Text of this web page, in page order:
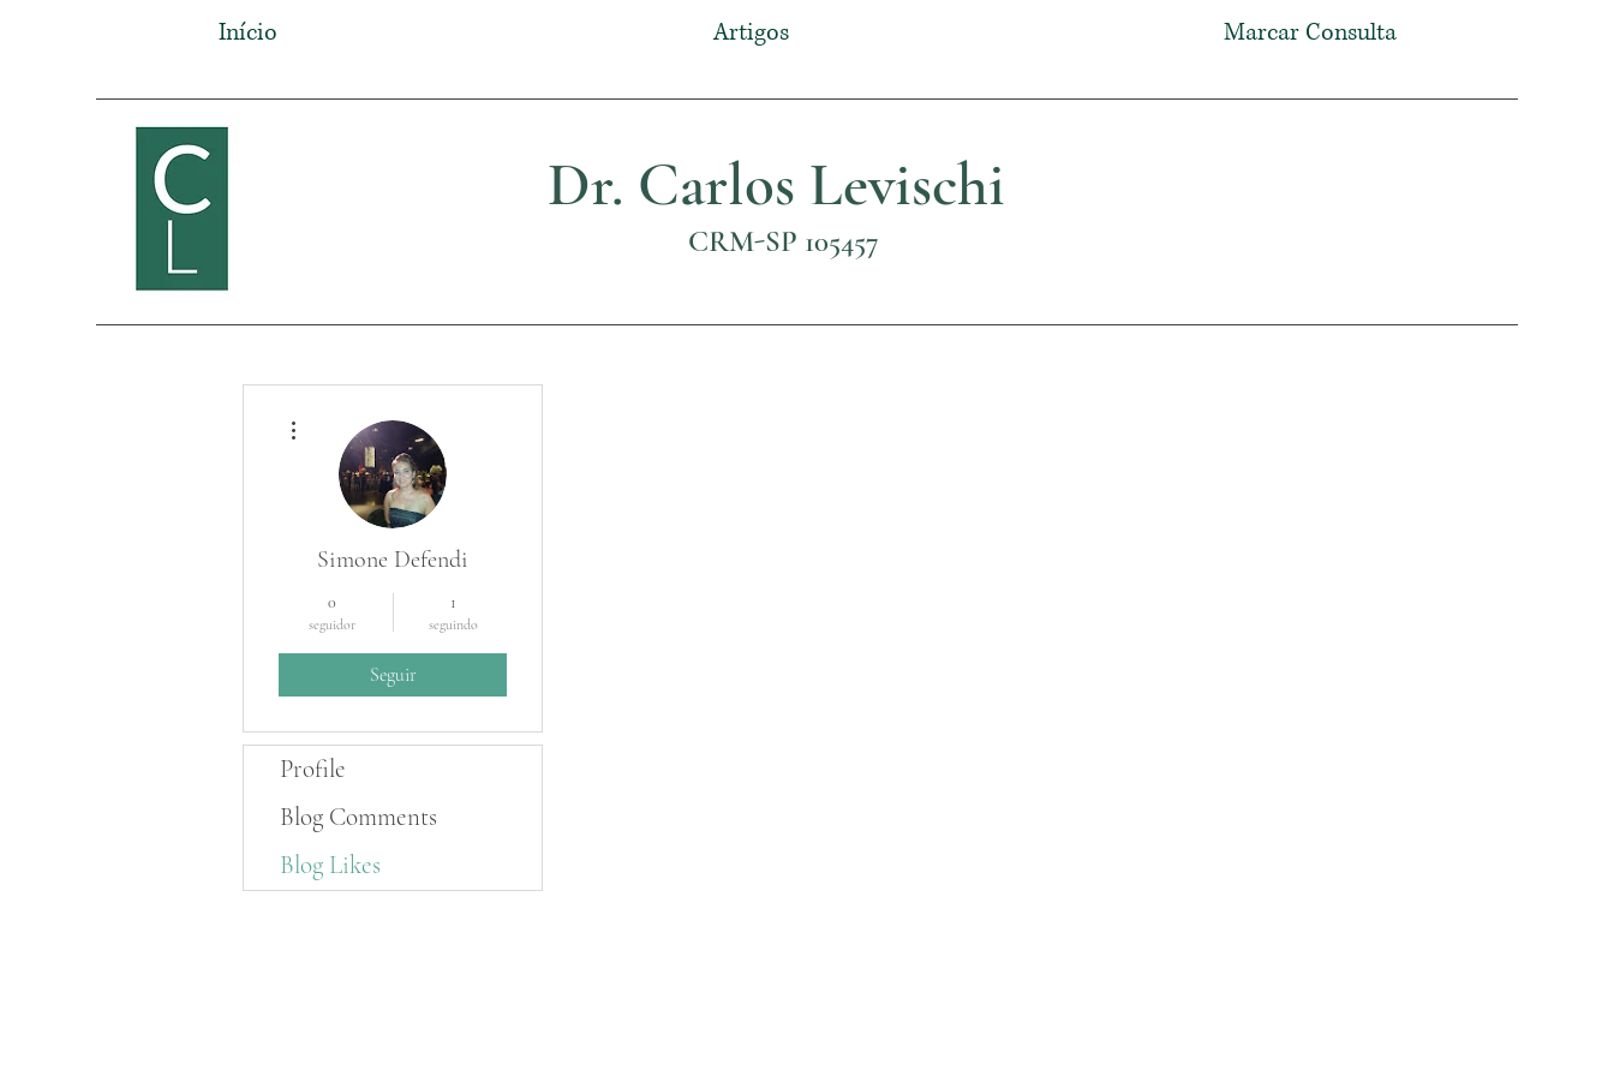
Início Artigos Marcar Consulta
Dr. Carlos Levischi
CRM-SP 105457
Simone Defendi
0
seguidor
1
seguindo
Seguir
Profile
Blog Comments
Blog Likes